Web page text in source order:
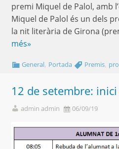
premi Miquel de Palol, amb
Miquel de Palol és un dels
la nit literària de Girona
més»
General, Portada Premis,
12 de setembre:
admin admin 06/09/19